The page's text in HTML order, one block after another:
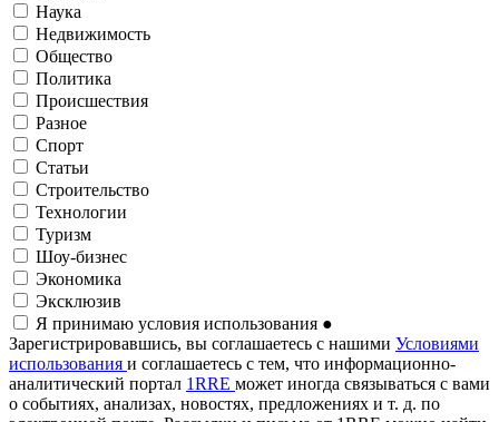
Наука
Недвижимость
Общество
Политика
Происшествия
Разное
Спорт
Статьи
Строительство
Технологии
Туризм
Шоу-бизнес
Экономика
Эксклюзив
Я принимаю условия использования ●
Зарегистрировавшись, вы соглашаетесь с нашими Условиями
использования и соглашаетесь с тем, что информационно-
аналитический портал 1RRE может иногда связываться с вами
о событиях, анализах, новостях, предложениях и т. д. по